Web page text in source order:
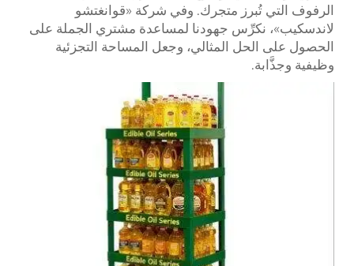
الرفوف التي تُبرز متجرك. وفي شركة «قوانغتشو
لاندسكيب»، نكرِّس جهودنا لمساعدة مشتري الجملة على
الحصول على الحل المثالي، وجعل المساحة التجزئية
وظيفية وجذَّابة.